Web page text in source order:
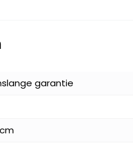
garantie